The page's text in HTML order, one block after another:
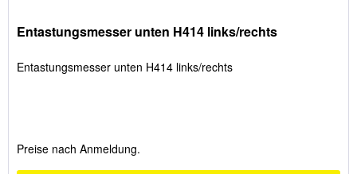
Entastungsmesser unten H414 links/rechts
Entastungsmesser unten H414 links/rechts
Preise nach Anmeldung.